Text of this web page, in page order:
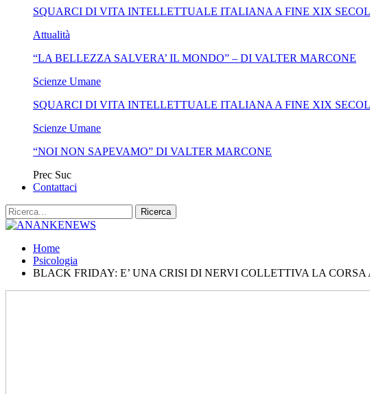
SQUARCI DI VITA INTELLETTUALE ITALIANA A FINE XIX
Attualità
“LA BELLEZZA SALVERA’ IL MONDO” – DI VALTER MARCONE
Scienze Umane
SQUARCI DI VITA INTELLETTUALE ITALIANA A FINE XIX
Scienze Umane
“NOI NON SAPEVAMO” DI VALTER MARCONE
Prec Suc
Contattaci
Home
Psicologia
BLACK FRIDAY: E’ UNA CRISI DI NERVI COLLETTIVA LA CORSA